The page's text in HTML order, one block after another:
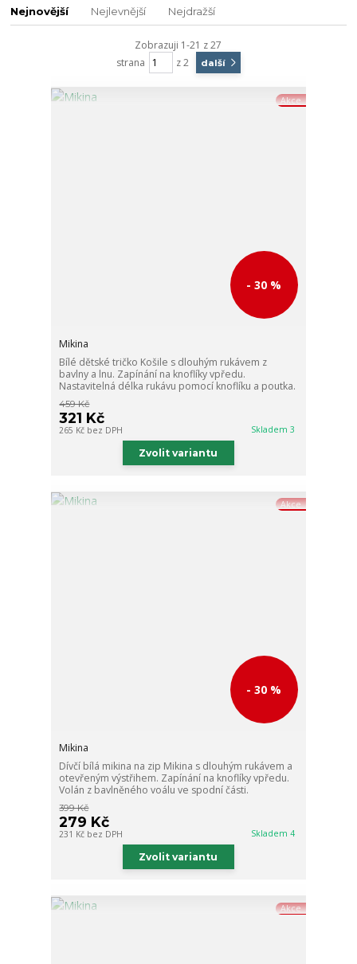
Nejnovější Nejlevnější Nejdražší
Zobrazuji 1-21 z 27
strana
z 2 další
Akce
- 30 %
Mikina
Bílé dětské tričko Košile s dlouhým rukávem z
bavlny a lnu. Zapínání na knoflíky vpředu.
Nastavitelná délka rukávu pomocí knoflíku a poutka.
459 Kč
321 Kč
265 Kč bez DPH Skladem 3
Zvolit variantu
Akce
- 30 %
Mikina
Dívčí bílá mikina na zip Mikina s dlouhým rukávem a
otevřeným výstřihem. Zapínání na knoflíky vpředu.
Volán z bavlněného voálu ve spodní části.
399 Kč
279 Kč
231 Kč bez DPH Skladem 4
Zvolit variantu
Akce